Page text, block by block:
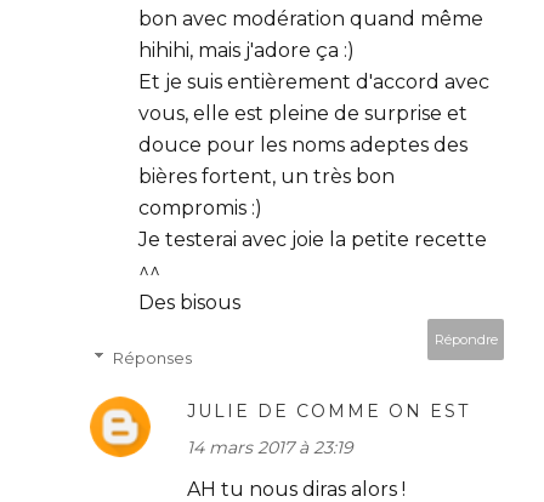
bon avec modération quand même
hihihi, mais j'adore ça :)
Et je suis entièrement d'accord avec
vous, elle est pleine de surprise et
douce pour les noms adeptes des
bières fortent, un très bon
compromis :)
Je testerai avec joie la petite recette
^^
Des bisous
Répondre
Réponses
JULIE DE COMME ON EST
14 mars 2017 à 23:19
AH tu nous diras alors !